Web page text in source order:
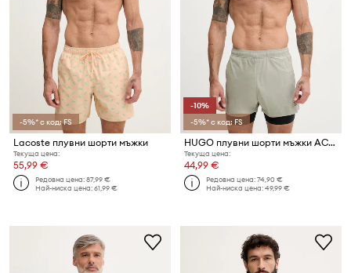
-5%* с код: FS
Lacoste плувни шорти мъжки
Текуща цена:
55,99 €
Редовна цена:87,99 €
Най-ниска цена:61,99 €
-10%
-5%* с код: FS
HUGO плувни шорти мъжки ACTIVE_SWIM_SHORTS
Текуща цена:
44,99 €
Редовна цена:74,90 €
Най-ниска цена:49,99 €